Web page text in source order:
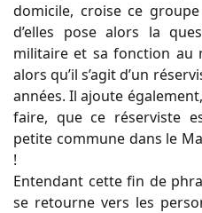
domicile, croise ce
d’elles pose alors la
militaire et sa fonction au
alors qu’il s’agit d’un
années. Il ajoute
faire, que ce réserviste
petite commune dans le
!
Entendant cette fin de
se retourne vers les